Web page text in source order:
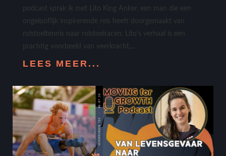
podcast sprak ik met Lito King Anker, een man die een
ongelooflijk inspirerende reis heeft doorgemaakt van
rolstoeltennis naar rolstoelracen. Lito's verhaal is een
prachtig voorbeeld van veerkracht,...
LEES MEER...